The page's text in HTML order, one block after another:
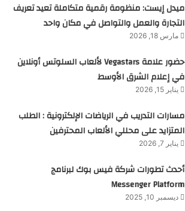
ميدل إيست: منظومة رقمية متكاملة تعيد تعريف
التجارة والعمل والتواصل في مكان واحد
مارس 18, 2026
حضور علامة Vegastars لألعاب السلوتس أونلاين
في إعلام الشرق الأوسط
يناير 15, 2026
مسارات التدريب في الرياضات الإلكترونية : الطلب
المتزايد على محللي الألعاب المحترفين
يناير 7, 2026
أحدث تطورات شركة فيس بوك لبرنامج
Messenger Platform
ديسمبر 10, 2025